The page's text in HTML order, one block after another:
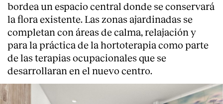
bordea un espacio central donde se conservará
la flora existente. Las zonas ajardinadas se
completan con áreas de calma, relajación y
para la práctica de la hortoterapia como parte
de las terapias ocupacionales que se
desarrollaran en el nuevo centro.